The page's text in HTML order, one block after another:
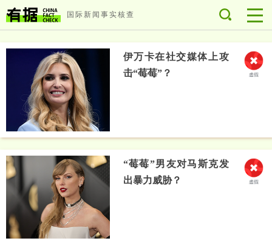
国际新闻事实核查
伊万卡在社交媒体上攻
击“莓莓”？
“莓莓”男友对马斯克发
出暴力威胁？